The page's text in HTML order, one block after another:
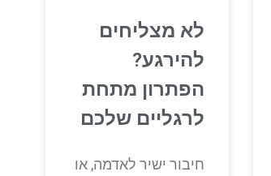
לא מצליחים
להירגע?
הפתרון מתחת
לרגליים שלכם
חיבור ישיר לאדמה, או